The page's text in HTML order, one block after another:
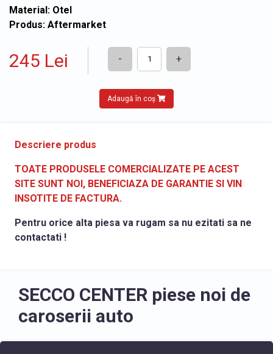
Material: Otel
Produs: Aftermarket
245 Lei - +
Adaugă în coș
Descriere produs
TOATE PRODUSELE COMERCIALIZATE PE ACEST
SITE SUNT NOI, BENEFICIAZA DE GARANTIE SI VIN
INSOTITE DE FACTURA.
Pentru orice alta piesa va rugam sa nu ezitati sa ne
contactati !
SECCO CENTER piese noi de
caroserii auto